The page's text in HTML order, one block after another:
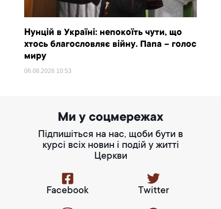
Нунцій в Україні: непокоїть чути, що
хтось благословляє війну. Папа – голос
миру
06.08.2026 10:53
Ми у соцмережах
Підпишіться на нас, щоби бути в
курсі всіх новин і подій у житті
Церкви
Facebook Twitter